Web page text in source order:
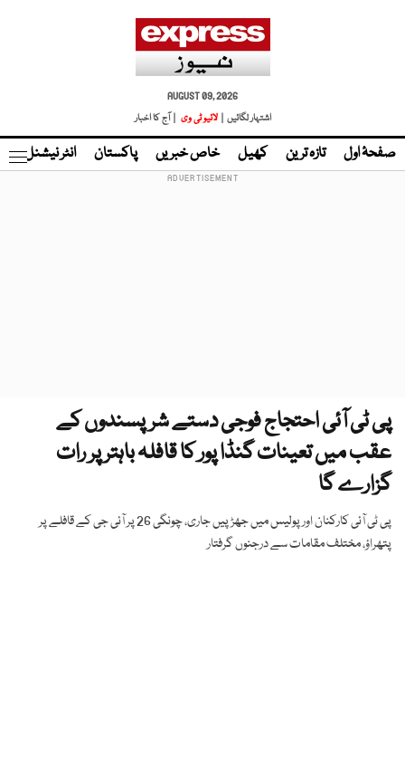
AUGUST 09, 2026
اشتہار لگائیں |
لائیو ٹی وی | آج کا اخبار
صفحۂ اول تازہ ترین کھیل خاص خبریں پاکستان انٹر نیشنل
پی ٹی آئی احتجاج فوجی دستے شرپسندوں کے
عقب میں تعینات گنڈا پور کا قافلہ باہتر پر رات
گزارے گا
پی ٹی آئی کارکنان اور پولیس میں جھڑپیں جاری، چونگی 26 پر آئی جی کے قافلے پر
پتھراؤ، مختلف مقامات سے درجنوں گرفتار